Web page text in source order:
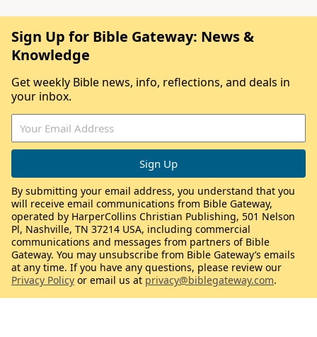
Sign Up for Bible Gateway: News &
Knowledge
Get weekly Bible news, info, reflections, and deals in
your inbox.
By submitting your email address, you understand that you
will receive email communications from Bible Gateway,
operated by HarperCollins Christian Publishing, 501 Nelson
Pl, Nashville, TN 37214 USA, including commercial
communications and messages from partners of Bible
Gateway. You may unsubscribe from Bible Gateway’s emails
at any time. If you have any questions, please review our
Privacy Policy or email us at privacy@biblegateway.com.